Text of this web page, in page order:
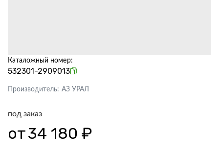
Каталожный номер:
532301-2909013
Производитель: АЗ УРАЛ
под заказ
от34 180 ₽